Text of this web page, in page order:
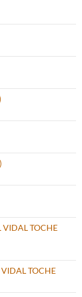
VIDAL TOCHE
VIDAL TOCHE